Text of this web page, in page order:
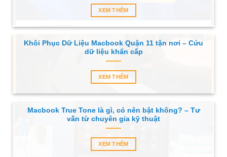
XEM THÊM
Khôi Phục Dữ Liệu Macbook Quận 11 tận nơi – Cứu
dữ liệu khẩn cấp
XEM THÊM
Macbook True Tone là gì, có nên bật không? – Tư
vấn từ chuyên gia kỹ thuật
XEM THÊM